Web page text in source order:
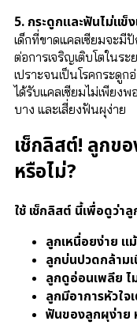
5. กระดูกและฟันไม่แข็
เด็กที่ขาดแคลเซียมจะมี
ต่อการเจริญเติบโตในระ
เปราะจนเป็นโรคกระดู
ได้รับแคลเซียมไม่เพีย
บาง และเสี่ยงฟันผุง่าย
เช็กลิสต์! ลูกข
หรือไม่?
ใช้ เช็กลิสต์ นี้เพื่อดูว่า
ลูกเหนื่อยง่าย แ
ลูกบ่นปวดกล้าม
ลูกดูอ่อนเพลีย
ลูกมีอาการหัวใจ
ฟันของลูกผุง่าย